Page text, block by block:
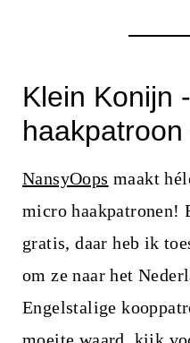
Klein Konijn
NansyOops maakt
micro haakpatronen!
gratis, daar heb ik
om ze naar het
Engelstalige